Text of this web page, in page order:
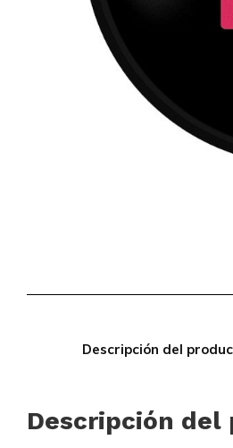
Descripción del
Descripción del